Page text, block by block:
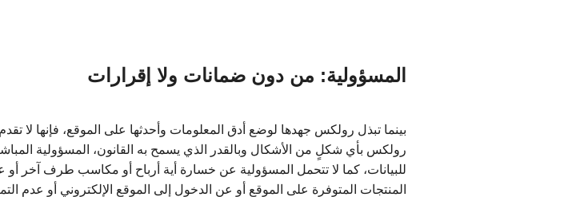
المسؤولية: من دون ضمانات ولا إقرارات
بينما تبذل رولكس جهدها لوضع أدق المعلومات وأحدثها على الموقع، فإنها لا
رولكس بأي شكلٍ من الأشكال وبالقدر الذي يسمح به القانون، المسؤولية
للبيانات، كما لا تتحمل المسؤولية عن خسارة أية أرباح أو مكاسب طرف آخر أو
المنتجات المتوفرة على الموقع أو عن الدخول إلى الموقع الإلكتروني أو عدم